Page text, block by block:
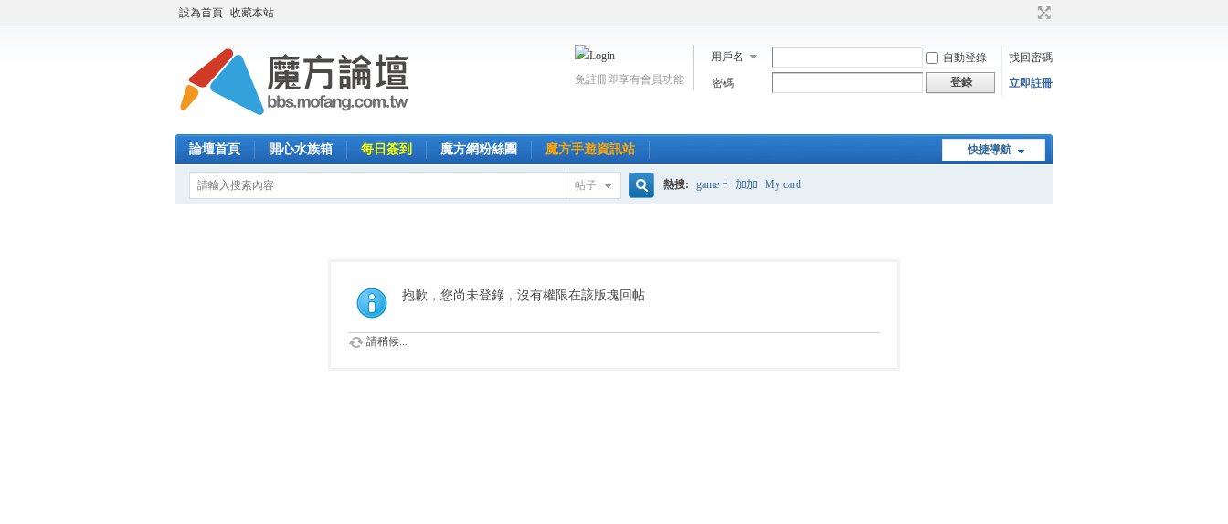
設為首頁 收藏本站
用戶名 自動登錄
找回密碼
密碼
登錄 立即註冊
免註冊即享有會員功能
快捷導航
論壇首頁 開心水族箱 每日簽到 魔方網粉絲團 魔方手遊資訊站
帖子
索
熱搜: game + 加加 My card
抱歉，您尚未登錄，沒有權限在該版塊回帖
請稍候...